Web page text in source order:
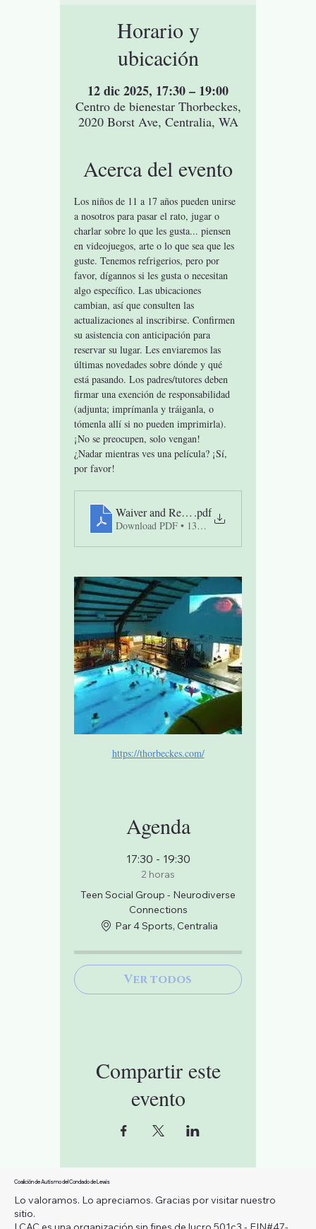
Horario y
ubicación
12 dic 2025, 17:30 – 19:00
Centro de bienestar Thorbeckes,
2020 Borst Ave, Centralia, WA
Acerca del evento
Los niños de 11 a 17 años pueden unirse
a nosotros para pasar el rato, jugar o
charlar sobre lo que les gusta... piensen
en videojuegos, arte o lo que sea que les
guste. Tenemos refrigerios, pero por
favor, dígannos si les gusta o necesitan
algo específico. Las ubicaciones
cambian, así que consulten las
actualizaciones al inscribirse. Confirmen
su asistencia con anticipación para
reservar su lugar. Les enviaremos las
últimas novedades sobre dónde y qué
está pasando. Los padres/tutores deben
firmar una exención de responsabilidad
(adjunta; imprímanla y tráiganla, o
tómenla allí si no pueden imprimirla).
¡No se preocupen, solo vengan!
¿Nadar mientras ves una película? ¡Sí,
por favor!
Waiver and Release of Liability Teen Group
.pdf
Download PDF • 131KB
https://thorbeckes.com/
Agenda
17:30 - 19:30
2 horas
Teen Social Group - Neurodiverse
Connections
Par 4 Sports, Centralia
Ver todos
Compartir este
evento
Coalición de Autismo del Condado de Lewis
Lo valoramos. Lo apreciamos. Gracias por visitar nuestro
sitio.